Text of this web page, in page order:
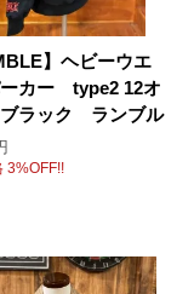
】ヘビーウエ
カー type2 12オ
ラック ランブル
3%OFF!!